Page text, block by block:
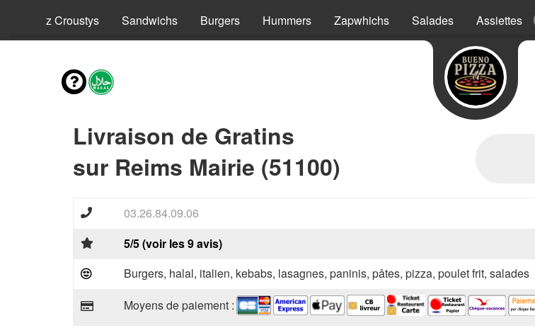
Riz Croustys Sandwichs Burgers Hummers Zapwhichs Salades Assiettes
Livraison de Gratins
sur Reims Mairie (51100)
03.26.84.09.06
5/5 (voir les 9 avis)
Burgers, halal, italien, kebabs, lasagnes, paninis, pâtes, pizza, poulet frit, salades
Moyens de paiement :